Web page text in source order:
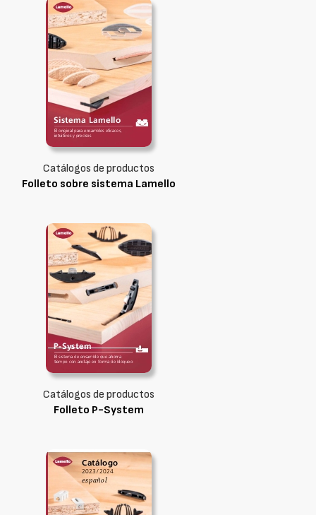
Catálogos de productos
Folleto sobre sistema Lamello
Catálogos de productos
Folleto P-System